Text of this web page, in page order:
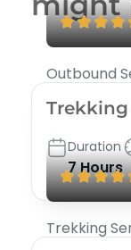
Outbound
Duration
7 Hours
Trekking